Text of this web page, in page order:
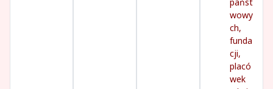
wowy
ch,
funda
cji,
placó
wek